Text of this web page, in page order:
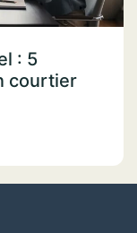
: 5
courtier